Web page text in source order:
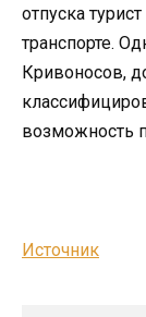
отпуска
транспорте.
Кривоносов,
возможность
Источник